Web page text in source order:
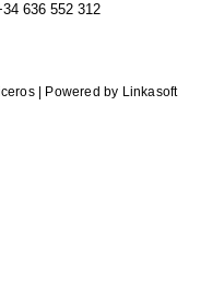
636 552 312
| Powered by Linkasoft